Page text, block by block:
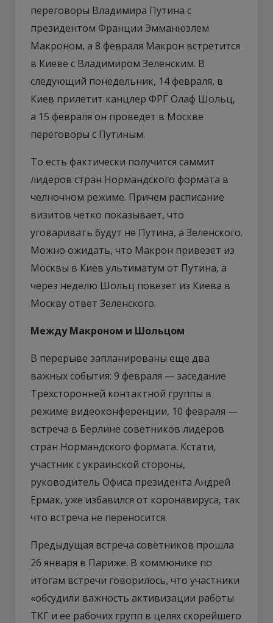
переговоры Владимира Путина с
президентом Франции Эмманюэлем
Макроном, а 8 февраля Макрон встретится
в Киеве с Владимиром Зеленским. В
следующий понедельник, 14 февраля, в
Киев прилетит канцлер ФРГ Олаф Шольц,
а 15 февраля он проведет в Москве
переговоры с Путиным.
То есть фактически получится саммит
лидеров стран Нормандского формата в
челночном режиме. Причем расписание
визитов четко показывает, что
уговаривать будут не Путина, а Зеленского.
Можно ожидать, что Макрон привезет из
Москвы в Киев ультиматум от Путина, а
через неделю Шольц повезет из Киева в
Москву ответ Зеленского.
Между Макроном и Шольцом
В перерыве запланированы еще два
важных события: 9 февраля — заседание
Трехсторонней контактной группы в
режиме видеоконференции, 10 февраля —
встреча в Берлине советников лидеров
стран Нормандского формата. Кстати,
участник с украинской стороны,
руководитель Офиса президента Андрей
Ермак, уже избавился от коронавируса, так
что встреча не переносится.
Предыдущая встреча советников прошла
26 января в Париже. В коммюнике по
итогам встречи говорилось, что участники
«обсудили важность активизации работы
ТКГ и ее рабочих групп в целях скорейшего